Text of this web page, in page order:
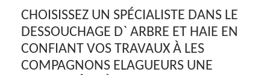
CHOISISSEZ UN SPÉCIALISTE DANS LE
DESSOUCHAGE D` ARBRE ET HAIE EN
CONFIANT VOS TRAVAUX À LES
COMPAGNONS ELAGUEURS UNE